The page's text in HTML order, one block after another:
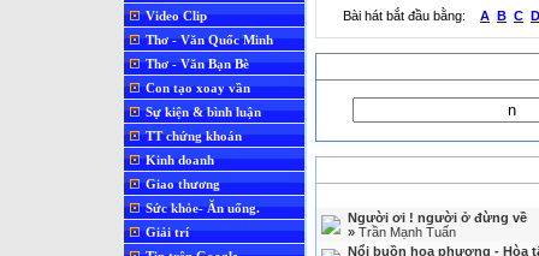
Video Clip
Thơ - Văn Quốc Minh
Thơ - Văn Bạn Bè
Con tạo xoay vần
Sự kiện & bình luận
TT chứng khoán
Kinh doanh
Giao thương
Sức khỏe- Ăn uống.
Giải trí
Bài hát bắt đầu bằng: A B C D
Người ơi ! người ở đừng về
» Trần Mạnh Tuấn
Nổi buồn hoa phượng - Hòa